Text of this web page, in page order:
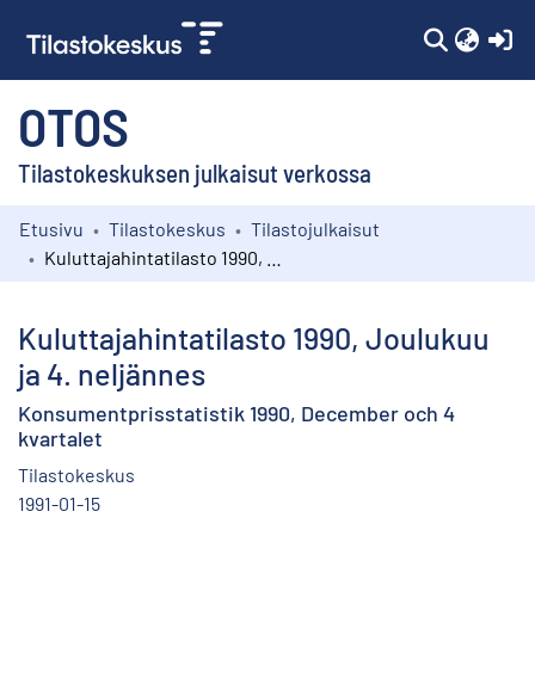
OTOS
Tilastokeskuksen julkaisut verkossa
Kokoelmat
Etusivu Tilastokeskus
Tilastojulkaisut
Kuluttajahintatilasto 1990, Joulukuu
ja 4. neljännes
Konsumentprisstatistik 1990, December och 4
kvartalet
Tilastokeskus
1991-01-15